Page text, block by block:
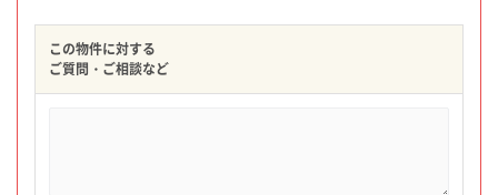
この物件に対する
ご質問・ご相談など